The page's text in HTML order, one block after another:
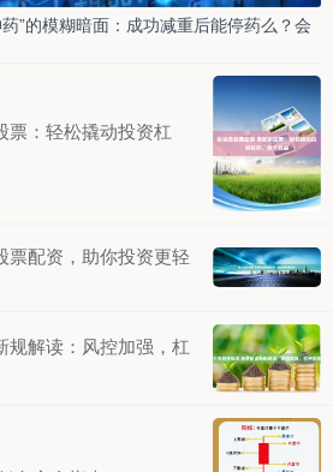
”的模糊暗面：成功减重后能停药么？会
票：轻松撬动投资杠
票配资，助你投资更轻
规解读：风控加强，杠